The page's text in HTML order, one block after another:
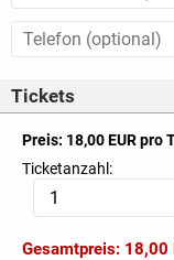
Tickets
Preis: 18,00 EUR pro
Ticketanzahl:
Gesamtpreis: 18,00